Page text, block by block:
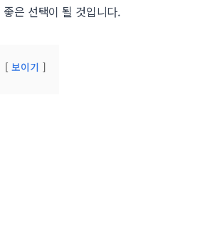
좋은 선택이 될 것입니다.
보이기